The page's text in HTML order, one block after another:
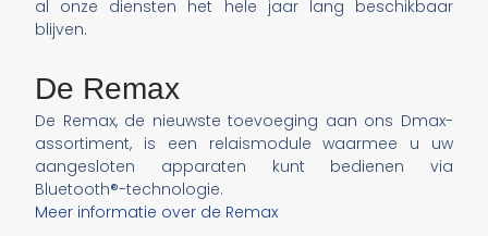
al onze diensten het hele jaar lang beschikbaar
blijven.
De Remax
De Remax, de nieuwste toevoeging aan ons Dmax-
assortiment, is een relaismodule waarmee u uw
aangesloten apparaten kunt bedienen via
Bluetooth®-technologie.
Meer informatie over de Remax